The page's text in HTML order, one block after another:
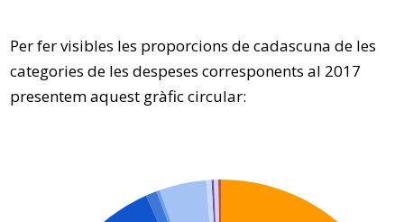
Per fer visibles les proporcions de cadascuna de les
categories de les despeses corresponents al 2017
presentem aquest gràfic circular: